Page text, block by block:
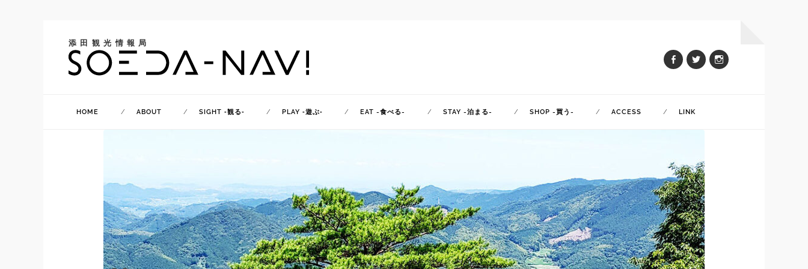
添田観光情報局
HOME ABOUT SIGHT ‐観る‐ PLAY ‐遊ぶ‐ EAT -食べる- STAY -泊まる- SHOP -買う- ACCESS LINK